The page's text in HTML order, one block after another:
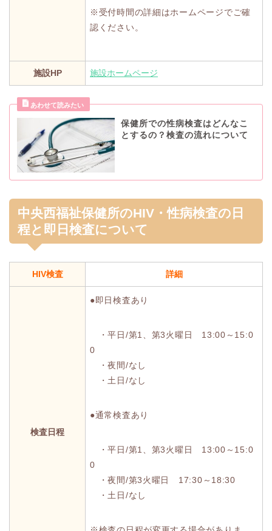
※受付時間の詳細はホームページでご確
認ください。
施設HP 施設ホームページ
保健所での性病検査はどんなこ
とするの？検査の流れについて
中央西福祉保健所のHIV・性病検査の日
程と即日検査について
HIV検査 詳細
検査日程
●即日検査あり
・平日/第1、第3火曜日 13:00～15:0
0
・夜間/なし
・土日/なし
●通常検査あり
・平日/第1、第3火曜日 13:00～15:0
0
・夜間/第3火曜日 17:30～18:30
・土日/なし